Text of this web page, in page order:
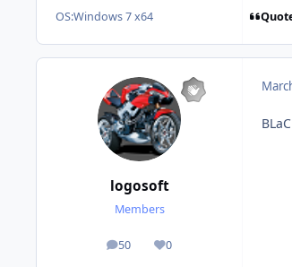
OS:Windows 7 x64
logosoft
Members
50
posts 0
Reputation